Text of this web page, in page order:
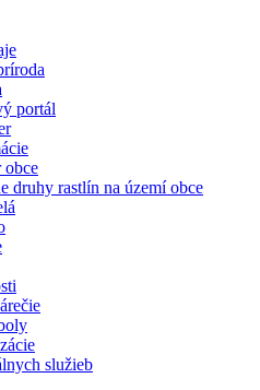
portál
obce
druhy rastlín na území obce
služieb